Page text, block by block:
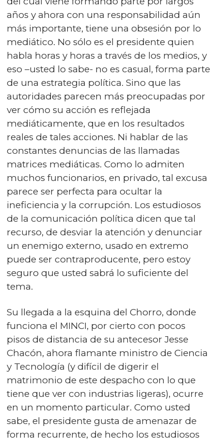
años y ahora con una responsabilidad aún
más importante, tiene una obsesión por lo
mediático. No sólo es el presidente quien
habla horas y horas a través de los medios, y
eso –usted lo sabe- no es casual, forma parte
de una estrategia política. Sino que las
autoridades parecen más preocupadas por
ver cómo su acción es reflejada
mediáticamente, que en los resultados
reales de tales acciones. Ni hablar de las
constantes denuncias de las llamadas
matrices mediáticas. Como lo admiten
muchos funcionarios, en privado, tal excusa
parece ser perfecta para ocultar la
ineficiencia y la corrupción. Los estudiosos
de la comunicación política dicen que tal
recurso, de desviar la atención y denunciar
un enemigo externo, usado en extremo
puede ser contraproducente, pero estoy
seguro que usted sabrá lo suficiente del
tema.
Su llegada a la esquina del Chorro, donde
funciona el MINCI, por cierto con pocos
pisos de distancia de su antecesor Jesse
Chacón, ahora flamante ministro de Ciencia
y Tecnología (y difícil de digerir el
matrimonio de este despacho con lo que
tiene que ver con industrias ligeras), ocurre
en un momento particular. Como usted
sabe, el presidente gusta de amenazar de
forma recurrente, de hecho los estudiosos